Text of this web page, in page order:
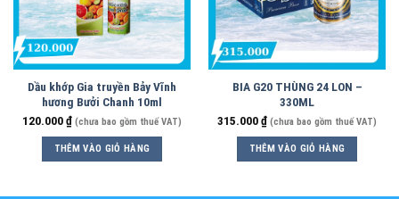
Dầu khớp Gia truyền Bảy Vĩnh
hương Bưởi Chanh 10ml
120.000₫ (chưa bao gồm thuế VAT)
THÊM VÀO GIỎ HÀNG
BIA G20 THÙNG 24 LON –
330ML
315.000₫ (chưa bao gồm thuế VAT)
THÊM VÀO GIỎ HÀNG